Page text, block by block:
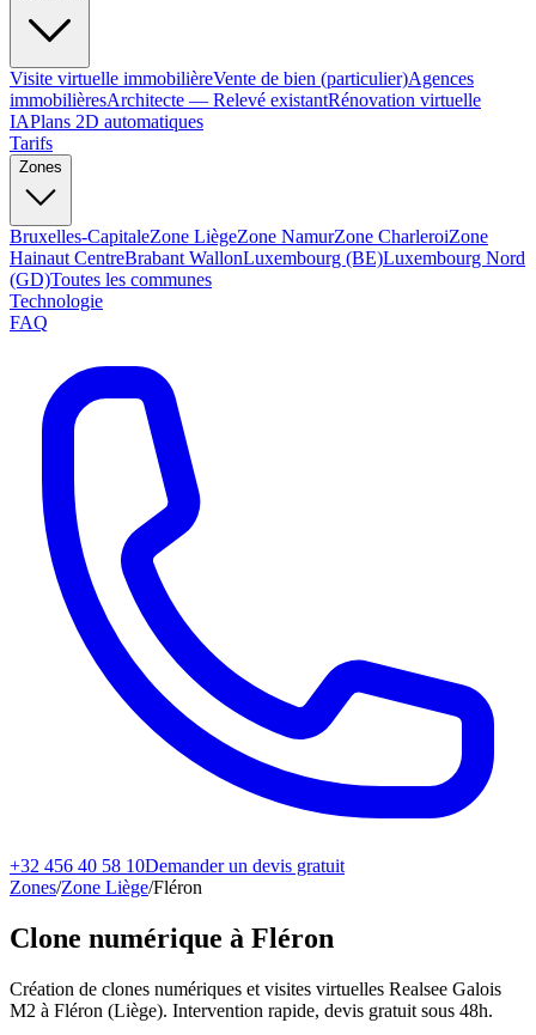
Visite virtuelle immobilièreVente de bien (particulier)Agences
immobilièresArchitecte — Relevé existantRénovation virtuelle
IAPlans 2D automatiques
Tarifs
Zones
Bruxelles-CapitaleZone LiègeZone NamurZone CharleroiZone
Hainaut CentreBrabant WallonLuxembourg (BE)Luxembourg Nord
(GD)Toutes les communes
Technologie
FAQ
+32 456 40 58 10Demander un devis gratuit
Zones/Zone Liège/Fléron
Clone numérique à Fléron
Création de clones numériques et visites virtuelles Realsee Galois
M2 à Fléron (Liège). Intervention rapide, devis gratuit sous 48h.